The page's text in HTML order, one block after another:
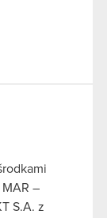
–
S.A. z